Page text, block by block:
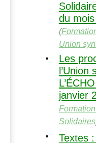
du
(
Union
Les
L’ÉCHO
janvier
Solidaires
Textes